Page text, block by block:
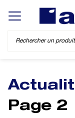
Display/hide main
Page 2